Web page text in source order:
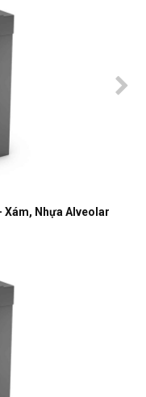
Xám, Nhựa Alveolar